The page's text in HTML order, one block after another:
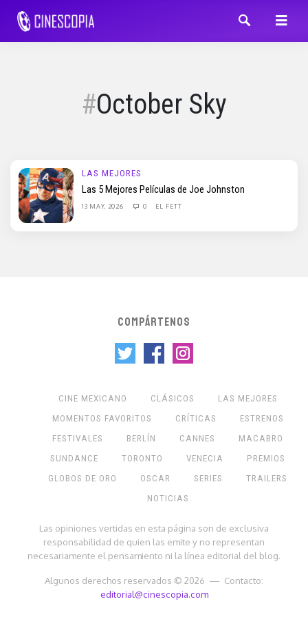
October Sky
LAS MEJORES
Las 5 Mejores Películas de Joe Johnston
13 MAY, 2026 0 EL FETT
COMPÁRTENOS
CINE MEXICANO CLÁSICOS
LAS MEJORES
MOMENTOS FAVORITOS
CRÍTICAS
ESTRENOS
FESTIVALES
BERLÍN CANNES
MACABRO
SUNDANCE
TORONTO VENECIA
PREMIOS
GLOBOS DE ORO
OSCAR SERIES
TRAILERS
NOTICIAS
Las opiniones vertidas en esta página son de exclusiva
responsabilidad de quien las emite y no representan
necesariamente el pensamiento ni la línea editorial del blog.
Algunos derechos reservados © 2026 — Contacto:
editorial@cinescopia.com